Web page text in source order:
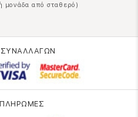
μονάδα από σταθερό)
ΠΛΗΡΩΜΕΣ